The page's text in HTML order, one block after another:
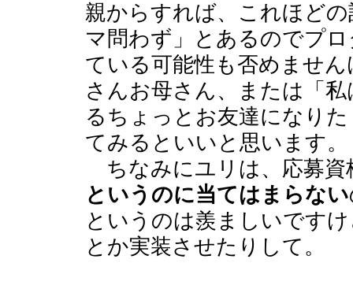
親からすれば、これほど
マ問わず」とあるのでプ
ている可能性も否めませ
さんお母さん、または「
るちょっとお友達になり
てみるといいと思います。
ちなみにユリは、応募資
というのに当てはまらない
というのは羨ましいです
とか実装させたりして。